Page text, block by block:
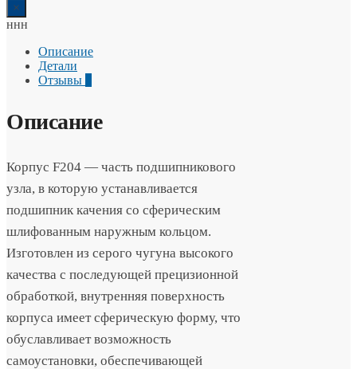
×
ннн
Описание
Детали
Отзывы
Описание
Корпус F204 — часть подшипникового
узла, в которую устанавливается
подшипник качения со сферическим
шлифованным наружным кольцом.
Изготовлен из серого чугуна высокого
качества с последующей прецизионной
обработкой, внутренняя поверхность
корпуса имеет сферическую форму, что
обуславливает возможность
самоустановки, обеспечивающей